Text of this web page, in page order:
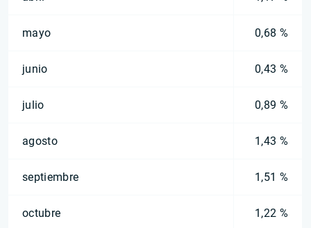
mayo 0,68 %
junio 0,43 %
julio 0,89 %
agosto 1,43 %
septiembre 1,51 %
octubre 1,22 %